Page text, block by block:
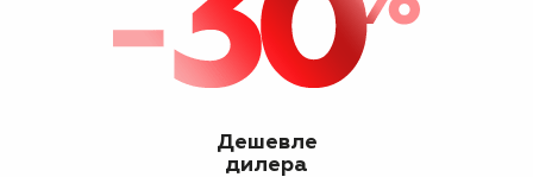
Дешевле
дилера